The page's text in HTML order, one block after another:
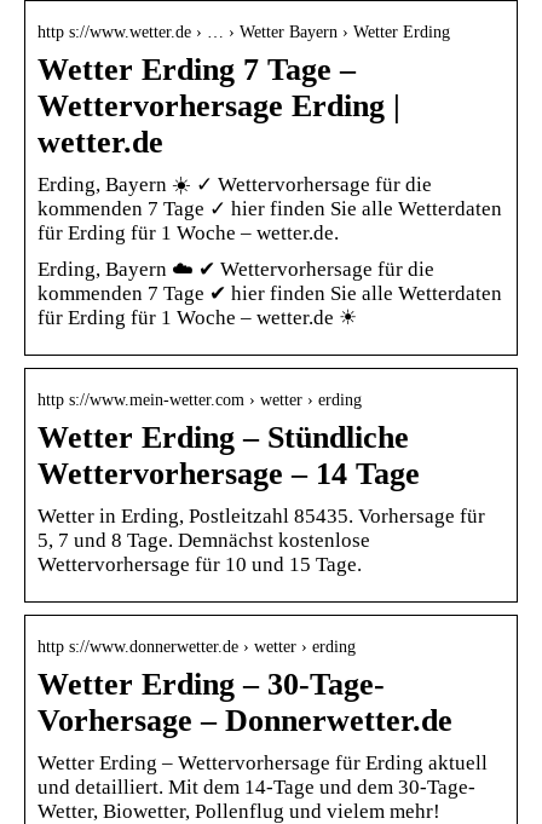
http s://www.wetter.de › … › Wetter Bayern › Wetter Erding
Wetter Erding 7 Tage –
Wettervorhersage Erding |
wetter.de
Erding, Bayern ☀️ ✓ Wettervorhersage für die
kommenden 7 Tage ✓ hier finden Sie alle Wetterdaten
für Erding für 1 Woche – wetter.de.
Erding, Bayern ☁️ ✔ Wettervorhersage für die
kommenden 7 Tage ✔ hier finden Sie alle Wetterdaten
für Erding für 1 Woche – wetter.de ☀
http s://www.mein-wetter.com › wetter › erding
Wetter Erding – Stündliche
Wettervorhersage – 14 Tage
Wetter in Erding, Postleitzahl 85435. Vorhersage für
5, 7 und 8 Tage. Demnächst kostenlose
Wettervorhersage für 10 und 15 Tage.
http s://www.donnerwetter.de › wetter › erding
Wetter Erding – 30-Tage-
Vorhersage – Donnerwetter.de
Wetter Erding – Wettervorhersage für Erding aktuell
und detailliert. Mit dem 14-Tage und dem 30-Tage-
Wetter, Biowetter, Pollenflug und vielem mehr!